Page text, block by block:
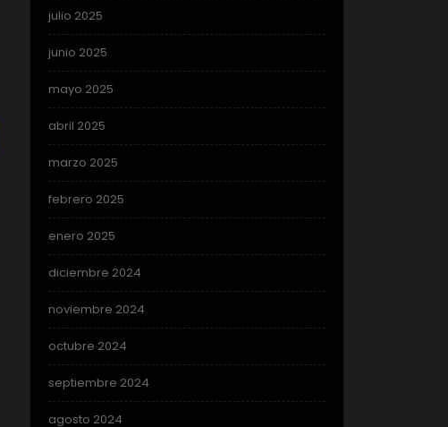
julio 2025
junio 2025
mayo 2025
abril 2025
marzo 2025
febrero 2025
enero 2025
diciembre 2024
noviembre 2024
octubre 2024
septiembre 2024
agosto 2024